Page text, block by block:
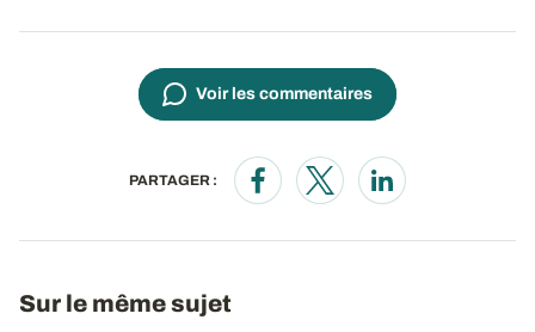
Voir les commentaires
PARTAGER :
Opens in a new window
Opens in a new window
Opens in a new
Sur le même sujet